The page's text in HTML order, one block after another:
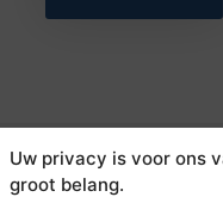
Uw privacy is voor ons
groot belang.